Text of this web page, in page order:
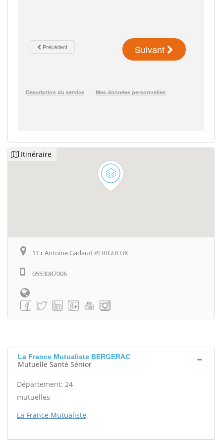
Itinéraire
11 r Antoine Gadaud PERIGUEUX
0553087006
La France Mutualiste BERGERAC
Mutuelle Santé Sénior
Département: 24
mutuelles
La France Mutualiste